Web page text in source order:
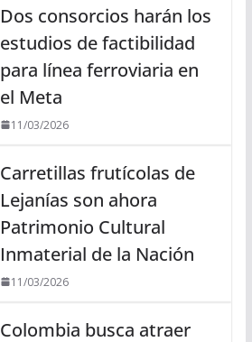
Dos consorcios harán los
estudios de factibilidad
para línea ferroviaria en
el Meta
11/03/2026
Carretillas frutícolas de
Lejanías son ahora
Patrimonio Cultural
Inmaterial de la Nación
11/03/2026
Colombia busca atraer